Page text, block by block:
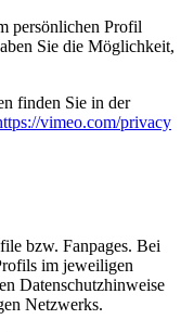
persönlichen Profil
Sie die Möglichkeit,
finden Sie in der
vimeo.com/privacy
bzw. Fanpages. Bei
im jeweiligen
Datenschutzhinweise
Netzwerks.